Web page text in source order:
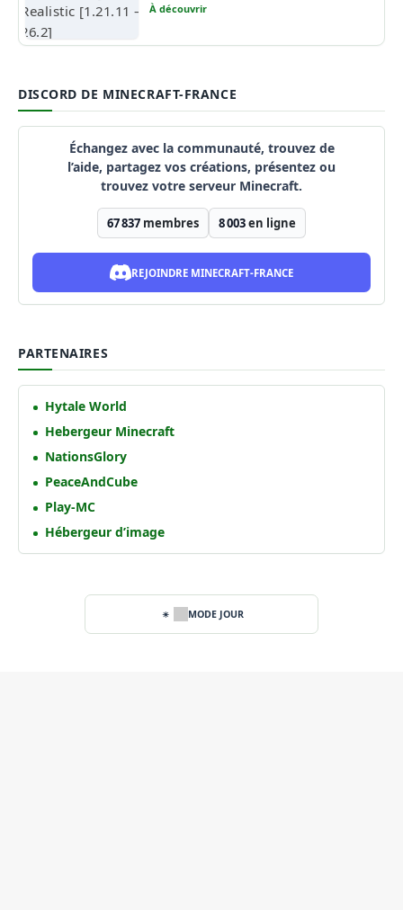
À découvrir
DISCORD DE MINECRAFT-FRANCE
Échangez avec la communauté, trouvez de
l’aide, partagez vos créations, présentez ou
trouvez votre serveur Minecraft.
67 837 membres 8 003en ligne
REJOINDRE MINECRAFT-FRANCE
PARTENAIRES
Hytale World
Hebergeur Minecraft
NationsGlory
PeaceAndCube
Play-MC
Hébergeur d’image
MODE JOUR